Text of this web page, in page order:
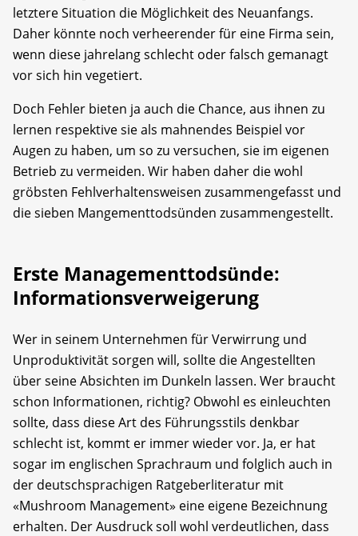
letztere Situation die Möglichkeit des Neuanfangs.
Daher könnte noch verheerender für eine Firma sein,
wenn diese jahrelang schlecht oder falsch gemanagt
vor sich hin vegetiert.
Doch Fehler bieten ja auch die Chance, aus ihnen zu
lernen respektive sie als mahnendes Beispiel vor
Augen zu haben, um so zu versuchen, sie im eigenen
Betrieb zu vermeiden. Wir haben daher die wohl
gröbsten Fehlverhaltensweisen zusammengefasst und
die sieben Mangementtodsünden zusammengestellt.
Erste Managementtodsünde:
Informationsverweigerung
Wer in seinem Unternehmen für Verwirrung und
Unproduktivität sorgen will, sollte die Angestellten
über seine Absichten im Dunkeln lassen. Wer braucht
schon Informationen, richtig? Obwohl es einleuchten
sollte, dass diese Art des Führungsstils denkbar
schlecht ist, kommt er immer wieder vor. Ja, er hat
sogar im englischen Sprachraum und folglich auch in
der deutschsprachigen Ratgeberliteratur mit
«Mushroom Management» eine eigene Bezeichnung
erhalten. Der Ausdruck soll wohl verdeutlichen, dass